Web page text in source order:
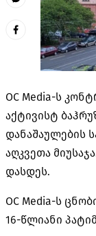
OC Media-ს
აქტივისტ
დანაშაულების
აღკვეთა
დასდეს.
OC Media-ს
16-წლიანი